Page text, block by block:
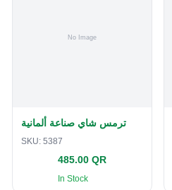
ترمس شاي صناعة ألمانية
SKU: 5387
485.00 QR
In Stock